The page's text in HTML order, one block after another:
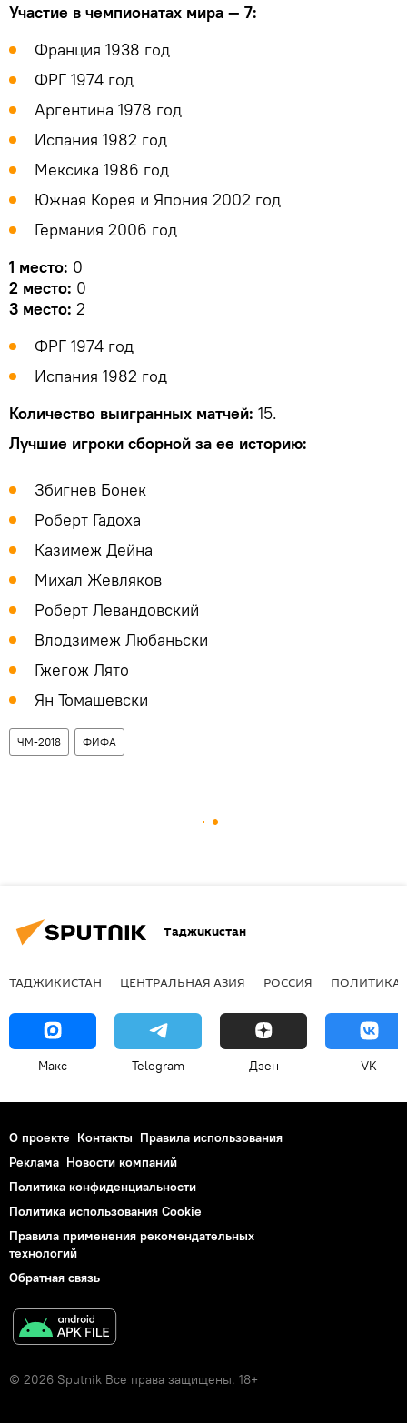
Участие в чемпионатах мира — 7:
Франция 1938 год
ФРГ 1974 год
Аргентина 1978 год
Испания 1982 год
Мексика 1986 год
Южная Корея и Япония 2002 год
Германия 2006 год
1 место: 0
2 место: 0
3 место: 2
ФРГ 1974 год
Испания 1982 год
Количество выигранных матчей: 15.
Лучшие игроки сборной за ее историю:
Збигнев Бонек
Роберт Гадоха
Казимеж Дейна
Михал Жевляков
Роберт Левандовский
Влодзимеж Любаньски
Гжегож Лято
Ян Томашевски
ЧМ-2018 ФИФА
Таджикистан
ТАДЖИКИСТАН ЦЕНТРАЛЬНАЯ АЗИЯ РОССИЯ ПОЛИТИКА
Макс Telegram Дзен VK
О проекте Контакты Правила использования
Реклама Новости компаний
Политика конфиденциальности
Политика использования Cookie
Правила применения рекомендательных
технологий
Обратная связь
© 2026 Sputnik Все права защищены. 18+